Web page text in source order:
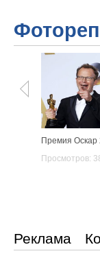
Премия Оскар
Просмотров:
Реклама